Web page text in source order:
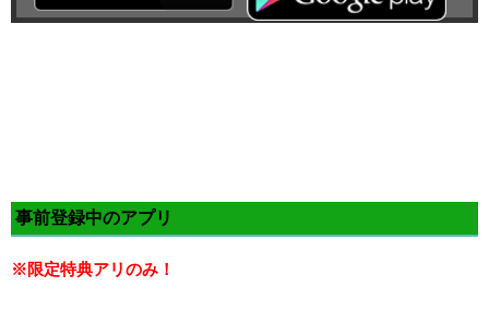
事前登録中のアプリ
※限定特典アリのみ！